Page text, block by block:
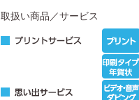
取扱い商品／サービス